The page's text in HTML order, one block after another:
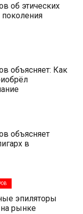
об этических
объясняет: Как
объясняет
в
эпиляторы
рынке